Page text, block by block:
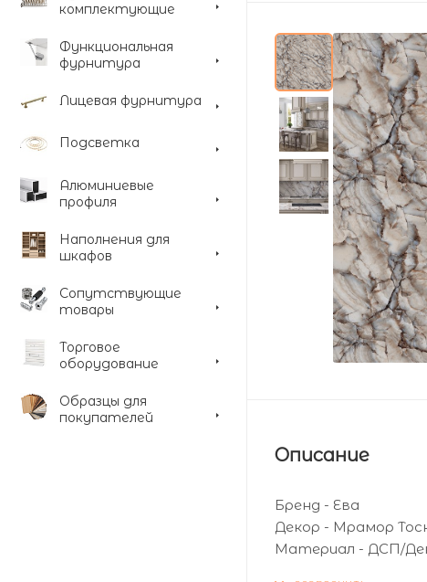
комплектующие
Функциональная
фурнитура
Лицевая фурнитура
Подсветка
Алюминиевые
профиля
Наполнения для
шкафов
Сопутствующие
товары
Торговое
оборудование
Образцы для
покупателей
Описание
Бренд - Ева
Декор - Мрамор
Материал - ДСП/